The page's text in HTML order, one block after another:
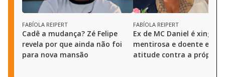
FABÍOLA REIPERT
Cadê a mudança? Zé Felipe
revela por que ainda não foi
para nova mansão
FABÍOLA REIPERT
Ex de MC Daniel é
mentirosa e doente e
atitude contra a própria